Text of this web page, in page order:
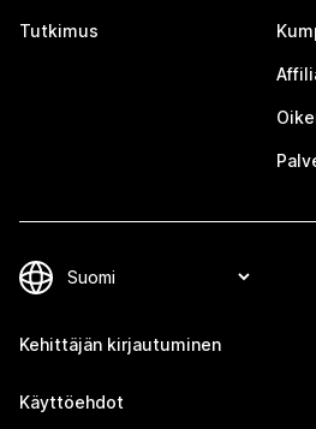
Tutkimus
Kehittäjän kirjautuminen
Käyttöehdot